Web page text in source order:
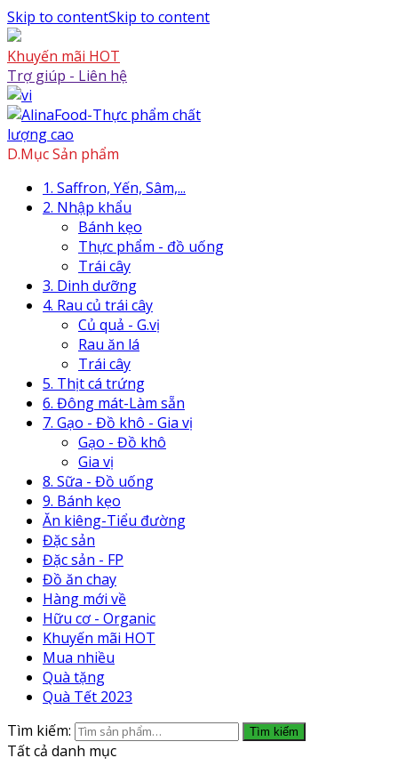
Skip to contentSkip to content
Khuyến mãi HOT
Trợ giúp - Liên hệ
D.Mục Sản phẩm
1. Saffron, Yến, Sâm,...
2. Nhập khẩu
Bánh kẹo
Thực phẩm - đồ uống
Trái cây
3. Dinh dưỡng
4. Rau củ trái cây
Củ quả - G.vị
Rau ăn lá
Trái cây
5. Thịt cá trứng
6. Đông mát-Làm sẵn
7. Gạo - Đồ khô - Gia vị
Gạo - Đồ khô
Gia vị
8. Sữa - Đồ uống
9. Bánh kẹo
Ăn kiêng-Tiểu đường
Đặc sản
Đặc sản - FP
Đồ ăn chay
Hàng mới về
Hữu cơ - Organic
Khuyến mãi HOT
Mua nhiều
Quà tặng
Quà Tết 2023
Tìm kiếm:
Tìm kiếm
Tất cả danh mục